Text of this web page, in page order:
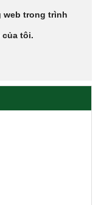
web trong trình
của tôi.